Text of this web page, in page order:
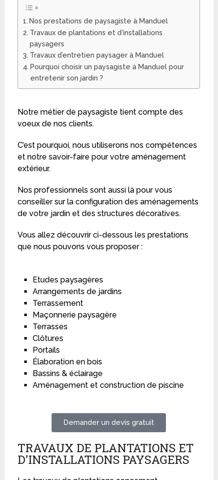
Nos prestations de paysagiste à Manduel
Travaux de plantations et d'installations
paysagers
Travaux d’entretien paysager à Manduel
Pourquoi choisir un paysagiste à Manduel pour
entretenir son jardin ?
Notre métier de paysagiste tient compte des
voeux de nos clients.
C’est pourquoi, nous utiliserons nos compétences
et notre savoir-faire pour votre aménagement
extérieur.
Nos professionnels sont aussi là pour vous
conseiller sur la configuration des aménagements
de votre jardin et des structures décoratives.
Vous allez découvrir ci-dessous les prestations
que nous pouvons vous proposer :
Etudes paysagères
Arrangements de jardins
Terrassement
Maçonnerie paysagère
Terrasses
Clôtures
Portails
Élaboration en bois
Bassins & éclairage
Aménagement et construction de piscine
Demander un devis gratuit
TRAVAUX DE PLANTATIONS ET
D'INSTALLATIONS PAYSAGERS